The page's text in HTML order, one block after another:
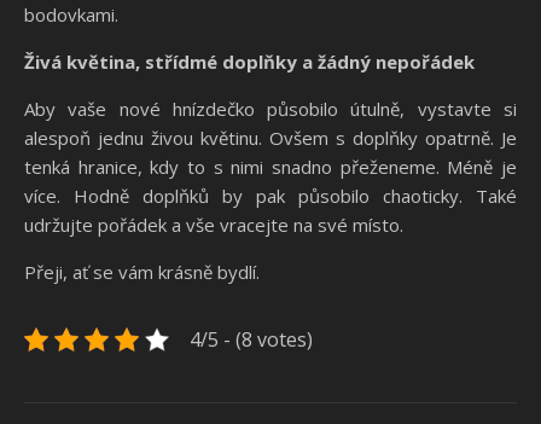
bodovkami.
Živá květina, střídmé doplňky a žádný nepořádek
Aby vaše nové hnízdečko působilo útulně, vystavte si
alespoň jednu živou květinu. Ovšem s doplňky opatrně. Je
tenká hranice, kdy to s nimi snadno přeženeme. Méně je
více. Hodně doplňků by pak působilo chaoticky. Také
udržujte pořádek a vše vracejte na své místo.
Přeji, ať se vám krásně bydlí.
4/5 - (8 votes)